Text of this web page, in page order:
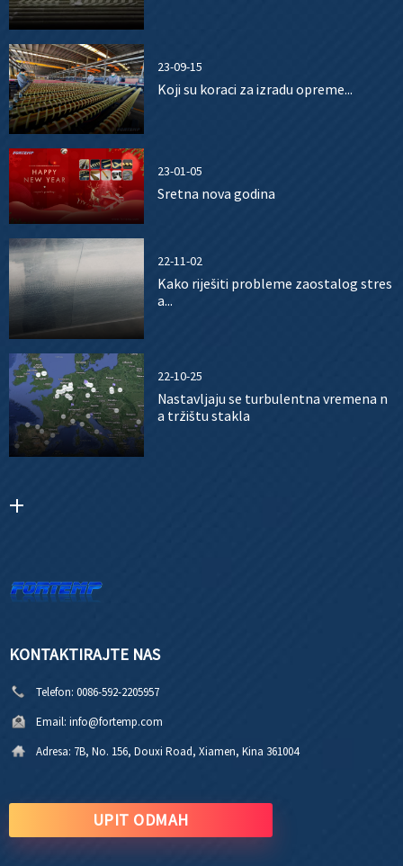
23-09-15
Koji su koraci za izradu opreme...
23-01-05
Sretna nova godina
22-11-02
Kako riješiti probleme zaostalog stres
a...
22-10-25
Nastavljaju se turbulentna vremena n
a tržištu stakla
KONTAKTIRAJTE NAS
Telefon: 0086-592-2205957
Email: info@fortemp.com
Adresa: 7B, No. 156, Douxi Road, Xiamen, Kina 361004
UPIT ODMAH